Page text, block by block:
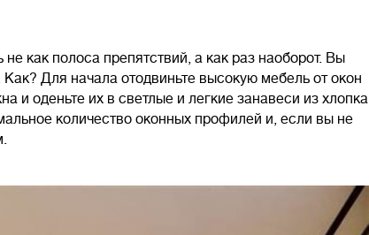
как полоса препятствий, а как раз наоборот. Вы
Для начала отодвиньте высокую мебель от окон
и оденьте их в светлые и легкие занавеси из хлопка
количество оконных профилей и, если вы не